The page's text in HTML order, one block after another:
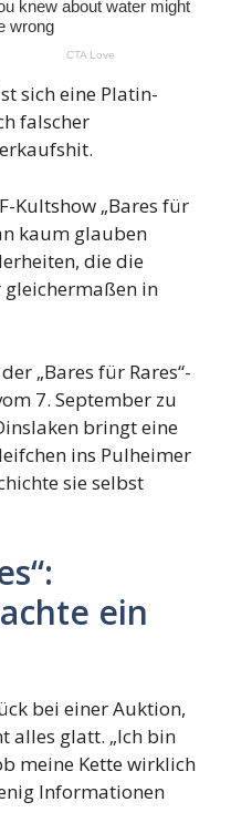
sich eine Platin-
falscher
Kultshow „Bares für
kaum glauben
die die
gleichermaßen in
„Bares für Rares“-
7. September zu
bringt eine
ins Pulheimer
sie selbst
ein
bei einer Auktion,
alles glatt. „Ich bin
meine Kette wirklich
Informationen